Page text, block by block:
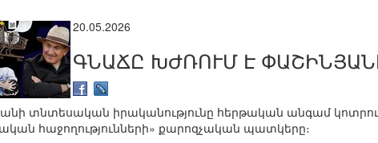
20.05.2026
ԳՆԱՃԸ ԽԺՌՈՒՄ Է
տնտեսական իրականությունը հերթական անգամ
հաջողությունների» քարոզչական պատկերը։